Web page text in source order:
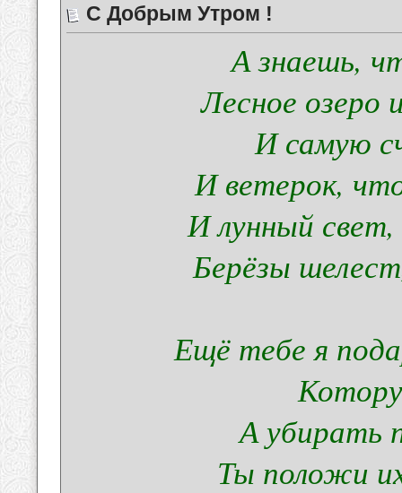
С Добрым Утром !
А знаешь,
Лесное озеро
И самую
И ветерок,
И лунный
Берёзы
Ещё тебе я
А убирать
Ты положи